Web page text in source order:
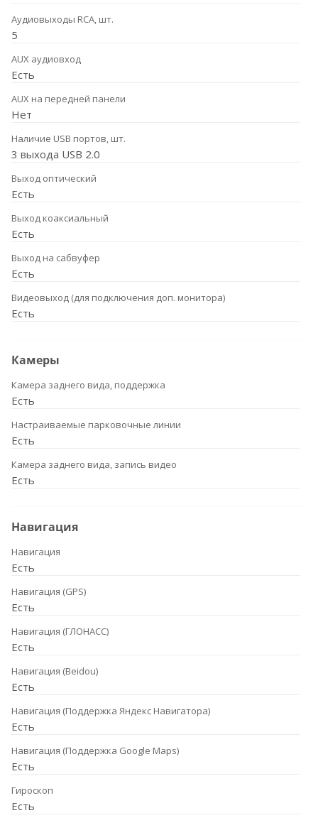
Аудиовыходы RCA, шт.
5
AUX аудиовход
Есть
AUX на передней панели
Нет
Наличие USB портов, шт.
3 выхода USB 2.0
Выход оптический
Есть
Выход коаксиальный
Есть
Выход на сабвуфер
Есть
Видеовыход (для подключения доп. монитора)
Есть
Камеры
Камера заднего вида, поддержка
Есть
Настраиваемые парковочные линии
Есть
Камера заднего вида, запись видео
Есть
Навигация
Навигация
Есть
Навигация (GPS)
Есть
Навигация (ГЛОНАСС)
Есть
Навигация (Beidou)
Есть
Навигация (Поддержка Яндекс Навигатора)
Есть
Навигация (Поддержка Google Maps)
Есть
Гироскоп
Есть